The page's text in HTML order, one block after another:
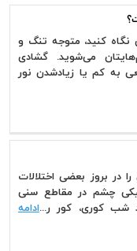
نگاه کنید، متوجه تنگ و
می‌شوید. گشادی
به کم یا زیادشدن نور
در بروز بعضی اختلالات
چشم در مقاطع سنی
شب کوری، کور ر...ادامه